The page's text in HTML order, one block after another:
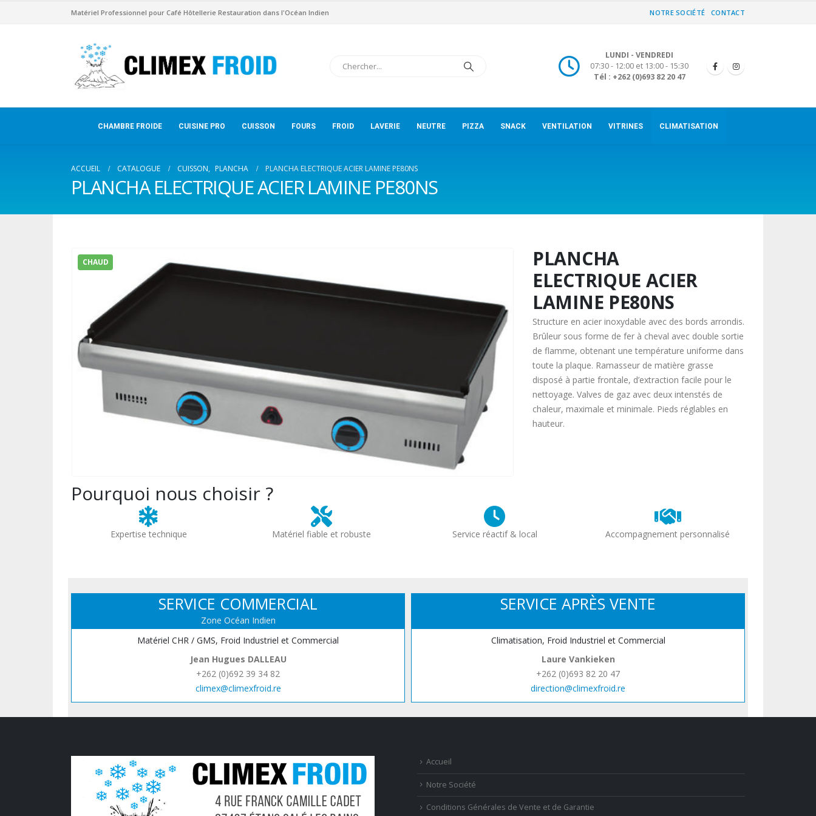
Matériel Professionnel pour Café Hôtellerie Restauration dans l'Océan Indien NOTRE SOCIÉTÉ CONTACT
LUNDI - VENDREDI
07:30 - 12:00 et 13:00 - 15:30
Tél : +262 (0)693 82 20 47
CHAMBRE FROIDE CUISINE PRO CUISSON FOURS FROID LAVERIE NEUTRE PIZZA SNACK VENTILATION VITRINES CLIMATISATION
ACCUEIL CATALOGUE CUISSON, PLANCHA PLANCHA ELECTRIQUE ACIER LAMINE PE80NS
PLANCHA ELECTRIQUE ACIER LAMINE PE80NS
CHAUD
PLANCHA
ELECTRIQUE ACIER
LAMINE PE80NS
Structure en acier inoxydable avec des bords arrondis.
Brûleur sous forme de fer à cheval avec double sortie
de flamme, obtenant une température uniforme dans
toute la plaque. Ramasseur de matière grasse
disposé à partie frontale, d’extraction facile pour le
nettoyage. Valves de gaz avec deux intenstés de
chaleur, maximale et minimale. Pieds réglables en
hauteur.
Pourquoi nous choisir ?
Expertise technique Matériel fiable et robuste Service réactif & local Accompagnement personnalisé
SERVICE COMMERCIAL
Zone Océan Indien
Matériel CHR / GMS, Froid Industriel et Commercial
Jean Hugues DALLEAU
+262 (0)692 39 34 82
climex@climexfroid.re
SERVICE APRÈS VENTE
Climatisation, Froid Industriel et Commercial
Laure Vankieken
+262 (0)693 82 20 47
direction@climexfroid.re
Accueil
Notre Société
Conditions Générales de Vente et de Garantie